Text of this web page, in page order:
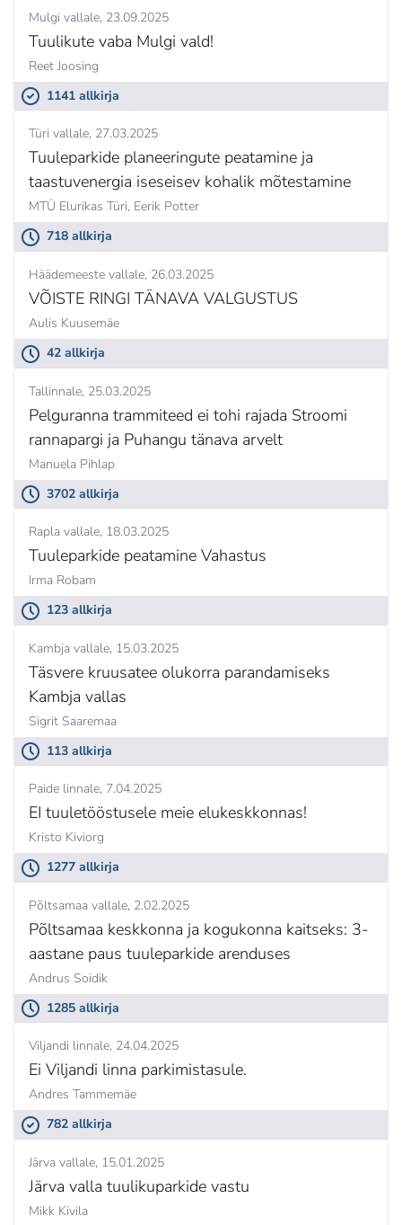
Mulgi vallale 23.09.2025
Tuulikute vaba Mulgi vald!
Reet Joosing
1141 allkirja
Türi vallale 27.03.2025
Tuuleparkide planeeringute peatamine ja
taastuvenergia iseseisev kohalik mõtestamine
MTÜ Elurikas Türi, Eerik Potter
718 allkirja
Häädemeeste vallale 26.03.2025
VÕISTE RINGI TÄNAVA VALGUSTUS
Aulis Kuusemäe
42 allkirja
Tallinnale 25.03.2025
Pelguranna trammiteed ei tohi rajada Stroomi
rannapargi ja Puhangu tänava arvelt
Manuela Pihlap
3702 allkirja
Rapla vallale 18.03.2025
Tuuleparkide peatamine Vahastus
Irma Robam
123 allkirja
Kambja vallale 15.03.2025
Täsvere kruusatee olukorra parandamiseks
Kambja vallas
Sigrit Saaremaa
113 allkirja
Paide linnale 7.04.2025
EI tuuletööstusele meie elukeskkonnas!
Kristo Kiviorg
1277 allkirja
Põltsamaa vallale 2.02.2025
Põltsamaa keskkonna ja kogukonna kaitseks: 3-
aastane paus tuuleparkide arenduses
Andrus Soidik
1285 allkirja
Viljandi linnale 24.04.2025
Ei Viljandi linna parkimistasule.
Andres Tammemäe
782 allkirja
Järva vallale 15.01.2025
Järva valla tuulikuparkide vastu
Mikk Kivila